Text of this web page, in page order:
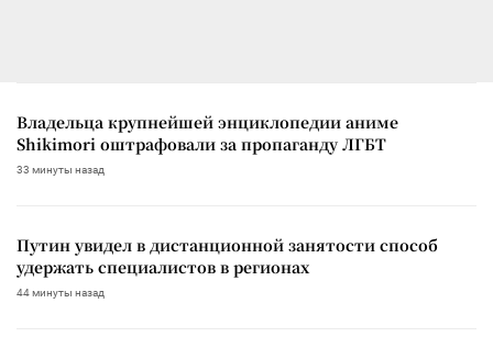
Владельца крупнейшей энциклопедии аниме
Shikimori оштрафовали за пропаганду ЛГБТ
33 минуты назад
Путин увидел в дистанционной занятости способ
удержать специалистов в регионах
44 минуты назад